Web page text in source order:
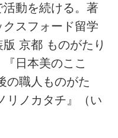
動を続ける。著
スフォード留学
京都 ものがたり
日本美のここ
の職人ものがた
リノカタチ』（い